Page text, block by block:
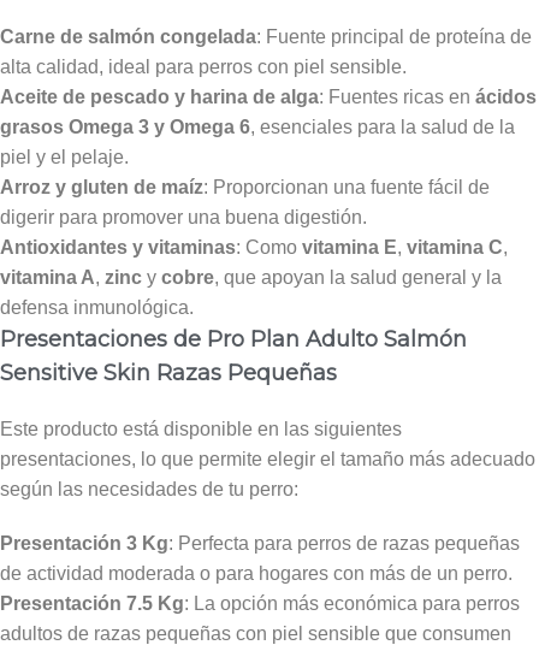
Carne de salmón congelada: Fuente principal de proteína de
alta calidad, ideal para perros con piel sensible.
Aceite de pescado y harina de alga: Fuentes ricas en ácidos
grasos Omega 3 y Omega 6, esenciales para la salud de la
piel y el pelaje.
Arroz y gluten de maíz: Proporcionan una fuente fácil de
digerir para promover una buena digestión.
Antioxidantes y vitaminas: Como vitamina E, vitamina C,
vitamina A, zinc y cobre, que apoyan la salud general y la
defensa inmunológica.
Presentaciones de Pro Plan Adulto Salmón
Sensitive Skin Razas Pequeñas
Este producto está disponible en las siguientes
presentaciones, lo que permite elegir el tamaño más adecuado
según las necesidades de tu perro:
Presentación 3 Kg: Perfecta para perros de razas pequeñas
de actividad moderada o para hogares con más de un perro.
Presentación 7.5 Kg: La opción más económica para perros
adultos de razas pequeñas con piel sensible que consumen